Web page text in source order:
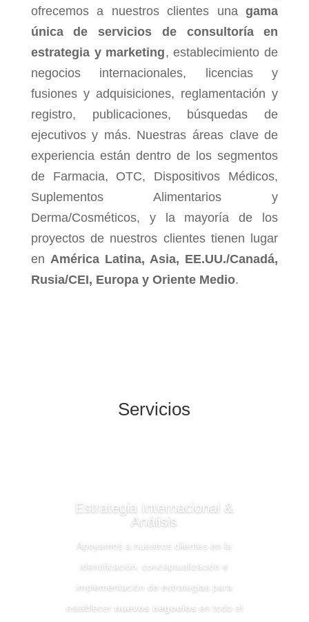
ofrecemos a nuestros clientes una gama
única de servicios de consultoría en
estrategia y marketing, establecimiento de
negocios internacionales, licencias y
fusiones y adquisiciones, reglamentación y
registro, publicaciones, búsquedas de
ejecutivos y más. Nuestras áreas clave de
experiencia están dentro de los segmentos
de Farmacia, OTC, Dispositivos Médicos,
Suplementos Alimentarios y
Derma/Cosméticos, y la mayoría de los
proyectos de nuestros clientes tienen lugar
en América Latina, Asia, EE.UU./Canadá,
Rusia/CEI, Europa y Oriente Medio.
Servicios
Estrategia Internacional &
Análisis
Apoyamos a nuestros clientes en la
identificación, conceptualización e
implementación de estrategias para
establecer
nuevos negocios en todo el